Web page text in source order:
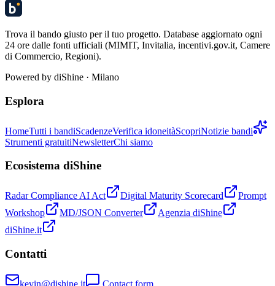
Trova il bando giusto per il tuo progetto. Database aggiornato ogni
24 ore dalle fonti ufficiali (MIMIT, Invitalia, incentivi.gov.it, Camere
di Commercio, Regioni).
Powered by diShine · Milano
Esplora
HomeTutti i bandiScadenzeVerifica idoneitàScopriNotizie bandi
Strumenti gratuitiNewsletterChi siamo
Ecosistema diShine
Radar Compliance AI Act Digital Maturity Scorecard
Prompt
Workshop
MD/JSON Converter
Agenzia diShine
diShine.it
Contatti
kevin@dishine.it Contact form